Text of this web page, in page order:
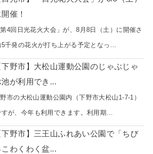
催！
第4回日光花火大会」が、8月8日（土）に開催さ
千発の花火が打ち上がる予定となっ...
下野市】大松山運動公園のじゃぶじゃ
池が利用でき...
市の大松山運動公園内（下野市大松山1-7-1）
が、今年も利用できます。利用期...
下野市】三王山ふれあい公園で「ちび
こわくわく盆...